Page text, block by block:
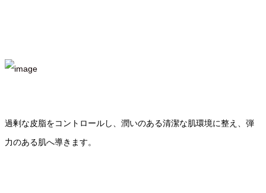
過剰な皮脂をコントロールし、潤いのある清潔な肌環境に整え、弾
力のある肌へ導きます。